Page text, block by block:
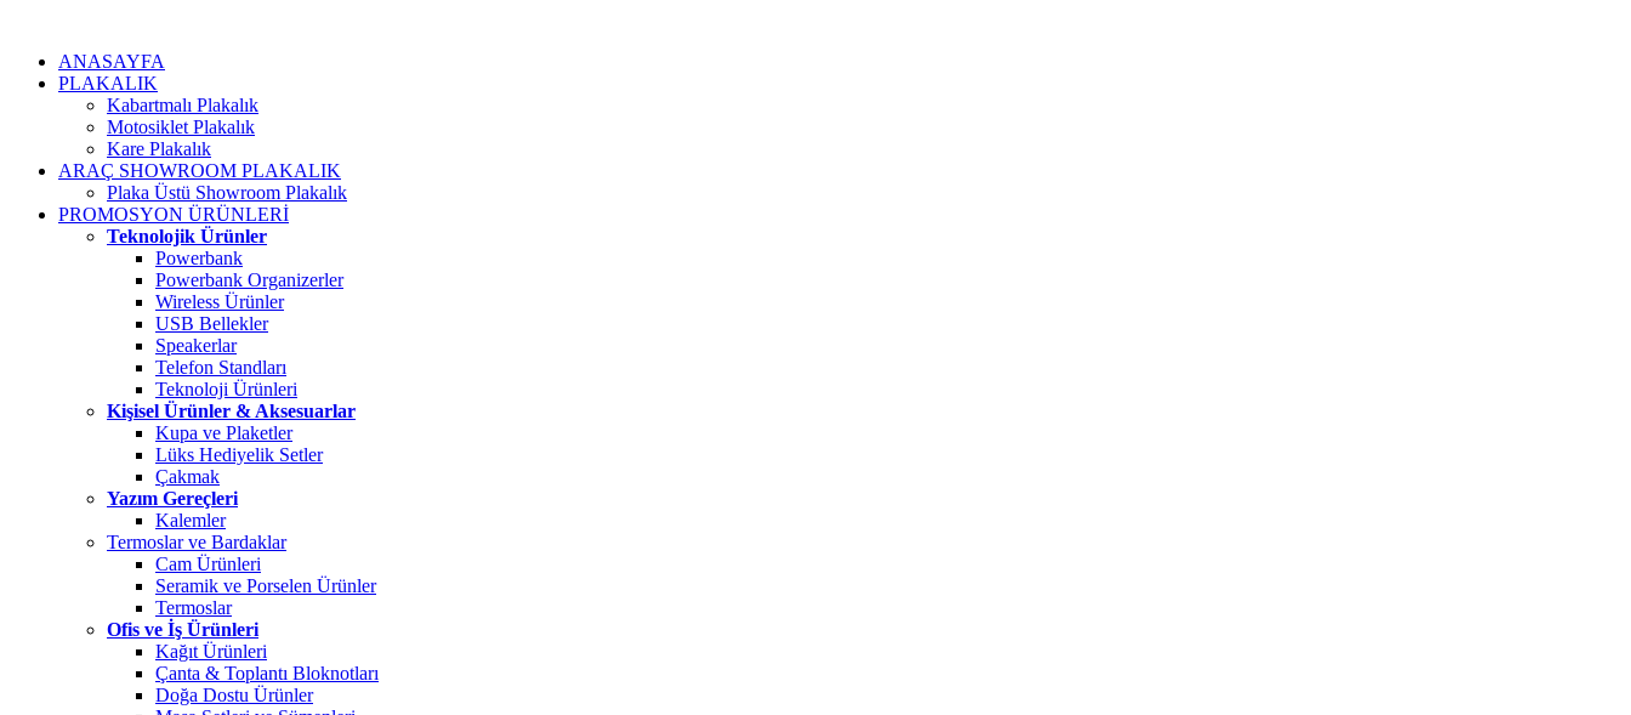
ANASAYFA
PLAKALIK
Kabartmalı Plakalık
Motosiklet Plakalık
Kare Plakalık
ARAÇ SHOWROOM PLAKALIK
Plaka Üstü Showroom Plakalık
PROMOSYON ÜRÜNLERİ
Teknolojik Ürünler
Powerbank
Powerbank Organizerler
Wireless Ürünler
USB Bellekler
Speakerlar
Telefon Standları
Teknoloji Ürünleri
Kişisel Ürünler & Aksesuarlar
Kupa ve Plaketler
Lüks Hediyelik Setler
Çakmak
Yazım Gereçleri
Kalemler
Termoslar ve Bardaklar
Cam Ürünleri
Seramik ve Porselen Ürünler
Termoslar
Ofis ve İş Ürünleri
Kağıt Ürünleri
Çanta & Toplantı Bloknotları
Doğa Dostu Ürünler